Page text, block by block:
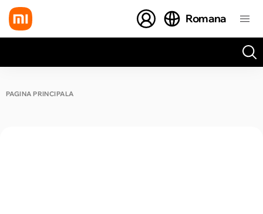
Romana
PAGINA PRINCIPALĂ